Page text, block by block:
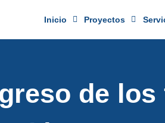
Inicio Proyectos
de